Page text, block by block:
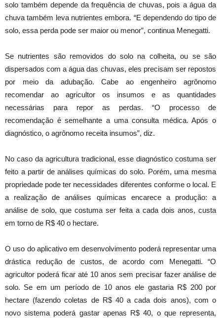
solo também depende da frequência de chuvas, pois a água da
chuva também leva nutrientes embora. “E dependendo do tipo de
solo, essa perda pode ser maior ou menor”, continua Menegatti.
Se nutrientes são removidos do solo na colheita, ou se são
dispersados com a água das chuvas, eles precisam ser repostos
por meio da adubação. Cabe ao engenheiro agrônomo
recomendar ao agricultor os insumos e as quantidades
necessárias para repor as perdas. “O processo de
recomendação é semelhante a uma consulta médica. Após o
diagnóstico, o agrônomo receita insumos”, diz.
No caso da agricultura tradicional, esse diagnóstico costuma ser
feito a partir de análises químicas do solo. Porém, uma mesma
propriedade pode ter necessidades diferentes conforme o local. E
a realização de análises químicas encarece a produção: a
análise de solo, que costuma ser feita a cada dois anos, custa
em torno de R$ 40 o hectare.
O uso do aplicativo em desenvolvimento poderá representar uma
drástica redução de custos, de acordo com Menegatti. “O
agricultor poderá ficar até 10 anos sem precisar fazer análise de
solo. Se em um período de 10 anos ele gastaria R$ 200 por
hectare (fazendo coletas de R$ 40 a cada dois anos), com o
novo sistema poderá gastar apenas R$ 40, o que representa,